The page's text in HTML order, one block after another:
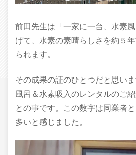
前田先生は「一家に一台、水素
げて、水素の素晴らしさを約５
られます。
その成果の証のひとつだと思い
風呂＆水素吸入のレンタルのご
との事です。この数字は同業者
多いと感じました。